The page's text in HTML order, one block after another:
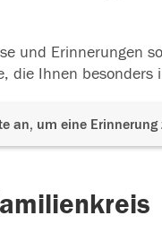
und Erinnerungen
die Ihnen
an, um eine Erinnerung